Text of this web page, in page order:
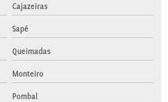
Cajazeiras
Sapé
Queimadas
Monteiro
Pombal